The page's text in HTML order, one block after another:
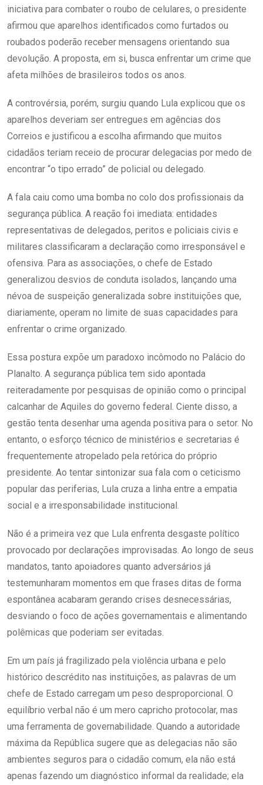
iniciativa para combater o roubo de celulares, o presidente
afirmou que aparelhos identificados como furtados ou
roubados poderão receber mensagens orientando sua
devolução. A proposta, em si, busca enfrentar um crime que
afeta milhões de brasileiros todos os anos.
A controvérsia, porém, surgiu quando Lula explicou que os
aparelhos deveriam ser entregues em agências dos
Correios e justificou a escolha afirmando que muitos
cidadãos teriam receio de procurar delegacias por medo de
encontrar “o tipo errado” de policial ou delegado.
A fala caiu como uma bomba no colo dos profissionais da
segurança pública. A reação foi imediata: entidades
representativas de delegados, peritos e policiais civis e
militares classificaram a declaração como irresponsável e
ofensiva. Para as associações, o chefe de Estado
generalizou desvios de conduta isolados, lançando uma
névoa de suspeição generalizada sobre instituições que,
diariamente, operam no limite de suas capacidades para
enfrentar o crime organizado.
Essa postura expõe um paradoxo incômodo no Palácio do
Planalto. A segurança pública tem sido apontada
reiteradamente por pesquisas de opinião como o principal
calcanhar de Aquiles do governo federal. Ciente disso, a
gestão tenta desenhar uma agenda positiva para o setor. No
entanto, o esforço técnico de ministérios e secretarias é
frequentemente atropelado pela retórica do próprio
presidente. Ao tentar sintonizar sua fala com o ceticismo
popular das periferias, Lula cruza a linha entre a empatia
social e a irresponsabilidade institucional.
Não é a primeira vez que Lula enfrenta desgaste político
provocado por declarações improvisadas. Ao longo de seus
mandatos, tanto apoiadores quanto adversários já
testemunharam momentos em que frases ditas de forma
espontânea acabaram gerando crises desnecessárias,
desviando o foco de ações governamentais e alimentando
polêmicas que poderiam ser evitadas.
Em um país já fragilizado pela violência urbana e pelo
histórico descrédito nas instituições, as palavras de um
chefe de Estado carregam um peso desproporcional. O
equilíbrio verbal não é um mero capricho protocolar, mas
uma ferramenta de governabilidade. Quando a autoridade
máxima da República sugere que as delegacias não são
ambientes seguros para o cidadão comum, ela não está
apenas fazendo um diagnóstico informal da realidade; ela